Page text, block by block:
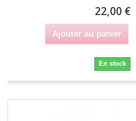
22,00 €
Ajouter au panier
En stock